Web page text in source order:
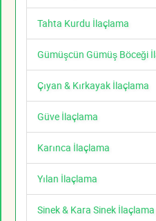
Tahta Kurdu İlaçlama
Gümüşcün Gümüş Böceği
Çıyan & Kırkayak İlaçlama
Güve İlaçlama
Karınca İlaçlama
Yılan İlaçlama
Sinek & Kara Sinek İlaçlama